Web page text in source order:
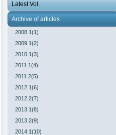
Latest Vol.
Archive of articles
2008 1(1)
2009 1(2)
2010 1(3)
2011 1(4)
2011 2(5)
2012 1(6)
2012 2(7)
2013 1(8)
2013 2(9)
2014 1(10)